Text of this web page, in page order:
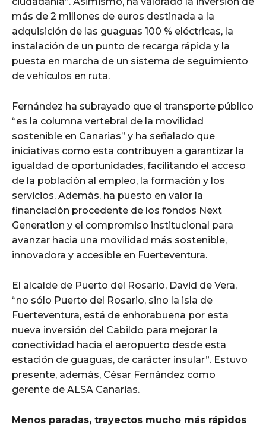
más de 2 millones de euros destinada a la
adquisición de las guaguas 100 % eléctricas, la
instalación de un punto de recarga rápida y la
puesta en marcha de un sistema de seguimiento
de vehículos en ruta.
Fernández ha subrayado que el transporte público
“es la columna vertebral de la movilidad
sostenible en Canarias” y ha señalado que
iniciativas como esta contribuyen a garantizar la
igualdad de oportunidades, facilitando el acceso
de la población al empleo, la formación y los
servicios. Además, ha puesto en valor la
financiación procedente de los fondos Next
Generation y el compromiso institucional para
avanzar hacia una movilidad más sostenible,
innovadora y accesible en Fuerteventura.
El alcalde de Puerto del Rosario, David de Vera,
“no sólo Puerto del Rosario, sino la isla de
Fuerteventura, está de enhorabuena por esta
nueva inversión del Cabildo para mejorar la
conectividad hacia el aeropuerto desde esta
estación de guaguas, de carácter insular”. Estuvo
presente, además, César Fernández como
gerente de ALSA Canarias.
Menos paradas, trayectos mucho más rápidos